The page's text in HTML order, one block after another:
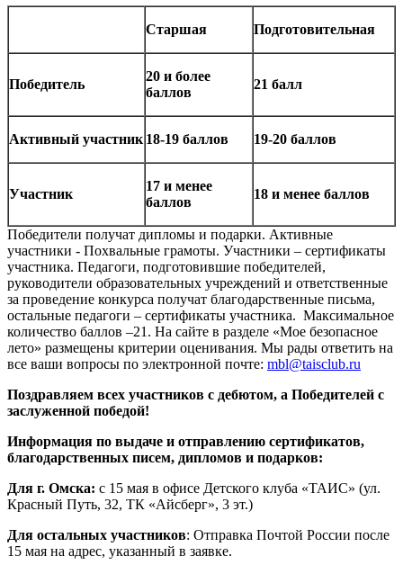
Старшая Подготовительная
Победитель
20 и более
баллов
21 балл
Активный участник 18-19 баллов 19-20 баллов
Участник
17 и менее
баллов
18 и менее баллов
Победители получат дипломы и подарки. Активные
участники - Похвальные грамоты. Участники – сертификаты
участника. Педагоги, подготовившие победителей,
руководители образовательных учреждений и ответственные
за проведение конкурса получат благодарственные письма,
остальные педагоги – сертификаты участника. Максимальное
количество баллов –21. На сайте в разделе «Мое безопасное
лето» размещены критерии оценивания. Мы рады ответить на
все ваши вопросы по электронной почте: mbl@taisclub.ru
Поздравляем всех участников с дебютом, а Победителей с
заслуженной победой!
Информация по выдаче и отправлению сертификатов,
благодарственных писем, дипломов и подарков:
Для г. Омска: с 15 мая в офисе Детского клуба «ТАИС» (ул.
Красный Путь, 32, ТК «Айсберг», 3 эт.)
Для остальных участников: Отправка Почтой России после
15 мая на адрес, указанный в заявке.